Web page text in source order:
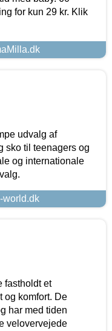
for kun 29 kr. Klik
udvalg af
sko til teenagers og
og internationale
world.dk
fastholdt et
og komfort. De
har med tiden
velovervejede